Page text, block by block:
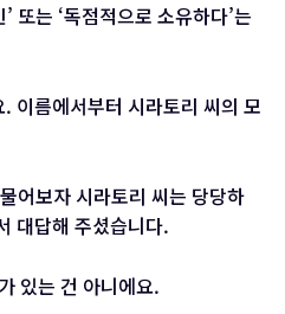
또는 ‘독점적으로 소유하다’는
이름에서부터 시라토리 씨의 모
어보자 시라토리 씨는 당당하
대답해 주셨습니다.
있는 건 아니에요.